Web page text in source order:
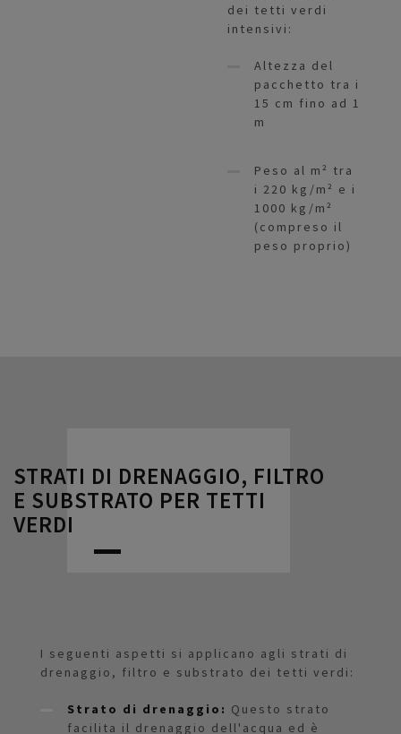
dei tetti verdi
intensivi:
Altezza del
pacchetto tra i
15 cm fino ad 1
m
Peso al m² tra
i 220 kg/m² e i
1000 kg/m²
(compreso il
peso proprio)
STRATI DI DRENAGGIO, FILTRO
E SUBSTRATO PER TETTI
VERDI
I seguenti aspetti si applicano agli strati di
drenaggio, filtro e substrato dei tetti verdi:
Strato di drenaggio: Questo strato
facilita il drenaggio dell'acqua ed è